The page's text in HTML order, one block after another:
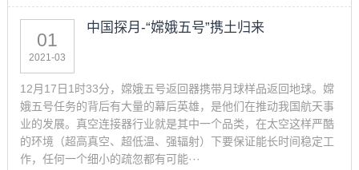
01
2021-03
中国探月-“嫦娥五号”携土归来
12月17日1时33分，嫦娥五号返回器携带月球样品返回地球。嫦
娥五号任务的背后有大量的幕后英雄，是他们在推动我国航天事
业的发展。真空连接器行业就是其中一个品类，在太空这样严酷
的环境（超高真空、超低温、强辐射）下要保证能长时间稳定工
作，任何一个细小的疏忽都有可能···